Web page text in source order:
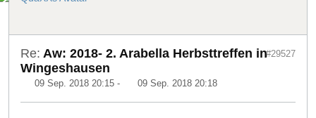
Re: Aw: 2018- 2. Arabella Herbsttreffen in
Wingeshausen
09 Sep. 2018 20:15 - 09 Sep. 2018 20:18
#29527